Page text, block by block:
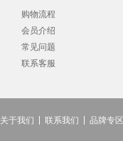
购物流程
会员介绍
常见问题
联系客服
关于我们 联系我们 品牌专区